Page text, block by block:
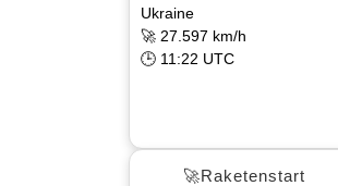
Ukraine
🚀 27.597 km/h
🕒 11:22 UTC
🚀Raketenstart